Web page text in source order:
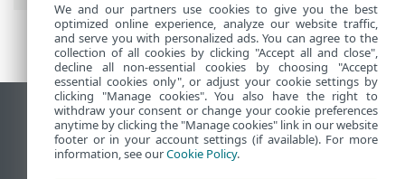
Vaata tavaarvutile mõeldud veebilehte
End of Life
ESET-i teabebaas
We and our partners use cookies to give you the best
optimized online experience, analyze our website traffic,
and serve you with personalized ads. You can agree to the
collection of all cookies by clicking "Accept all and close",
decline all non-essential cookies by choosing "Accept
essential cookies only", or adjust your cookie settings by
clicking "Manage cookies". You also have the right to
withdraw your consent or change your cookie preferences
anytime by clicking the "Manage cookies" link in our website
footer or in your account settings (if available). For more
information, see ourCookie Policy.